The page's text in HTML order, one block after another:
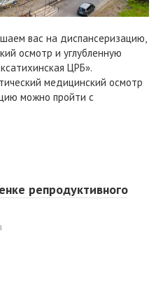
вас на диспансеризацию,
осмотр и углубленную
ЦРБ».
медицинский осмотр
можно пройти с
репродуктивного